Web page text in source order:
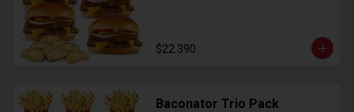
$22.390
Baconator Trio Pack